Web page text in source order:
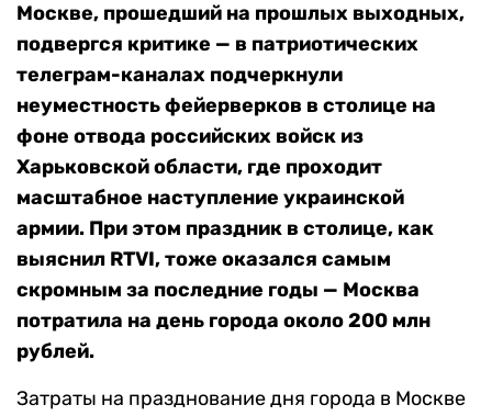
Москве, прошедший на прошлых выходных,
подвергся критике — в патриотических
телеграм-каналах подчеркнули
неуместность фейерверков в столице на
фоне отвода российских войск из
Харьковской области, где проходит
масштабное наступление украинской
армии. При этом праздник в столице, как
выяснил RTVI, тоже оказался самым
скромным за последние годы — Москва
потратила на день города около 200 млн
рублей.
Затраты на празднование дня города в Москве